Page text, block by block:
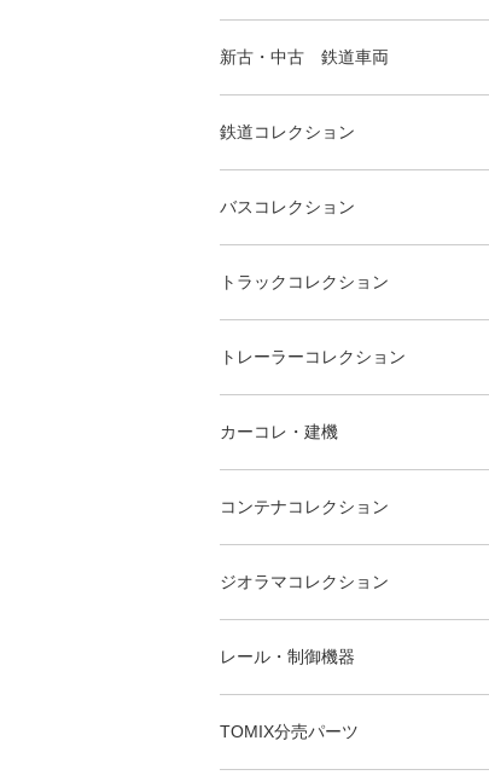
新古・中古 鉄道車両
鉄道コレクション
バスコレクション
トラックコレクション
トレーラーコレクション
カーコレ・建機
コンテナコレクション
ジオラマコレクション
レール・制御機器
TOMIX分売パーツ